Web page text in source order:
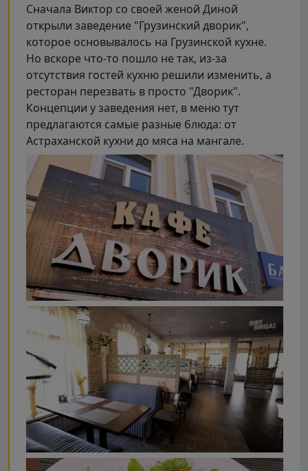
Сначала Виктор со своей женой Диной
открыли заведение "Грузинский дворик",
которое основывалось на Грузинской кухне.
Но вскоре что-то пошло не так, из-за
отсутствия гостей кухню решили изменить, а
ресторан перезвать в просто "Дворик".
Концепции у заведения нет, в меню тут
предлагаются самые разные блюда: от
Астраханской кухни до мяса на мангале.